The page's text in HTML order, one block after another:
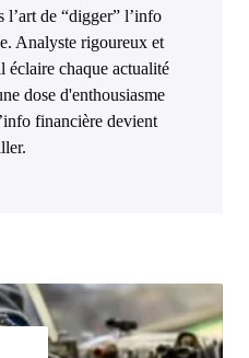
l’art de “digger” l’info
Analyste rigoureux et
éclaire chaque actualité
dose d'enthousiasme
financière devient